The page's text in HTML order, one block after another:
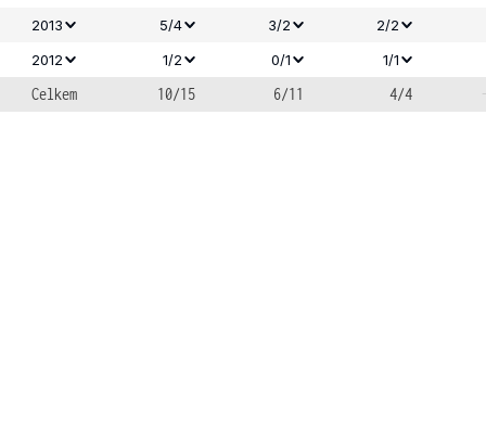
2013
5/4 3/2
2/2
2012
1/2 0/1 1/1
Celkem 10/15 6/11 4/4